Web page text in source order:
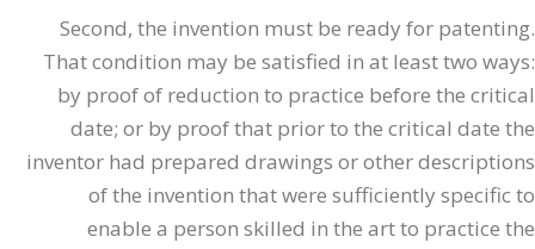
Second, the invention must be ready for patenting.
That condition may be satisfied in at least two ways:
by proof of reduction to practice before the critical
date; or by proof that prior to the critical date the
inventor had prepared drawings or other descriptions
of the invention that were sufficiently specific to
enable a person skilled in the art to practice the